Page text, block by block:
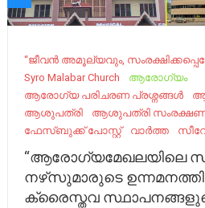
“ജീവന്‍ അമൂല്യവും,
Syro Malabar Church
ആരോഗ്യം
ആരോഗ്യ പരിചരണ പ്രശ്നങ്ങൾ
ആശുപത്രി
ആശുപത്രി
ഫേസ്ബുക്ക് പോസ്റ്റ്
വാർത്ത
“ആരോഗ്യമേഖലയിലെ
നഴ്‌സുമാരുടെ
ക്രൈസ്തവ